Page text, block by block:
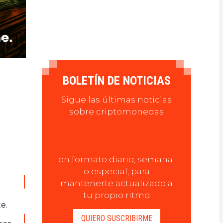
BOLETÍN DE NOTICIAS
Sigue las últimas noticias
sobre criptomonedas
en formato diario, semanal
o especial, para
mantenerte actualizado a
tu propio ritmo
QUIERO SUSCRIBIRME